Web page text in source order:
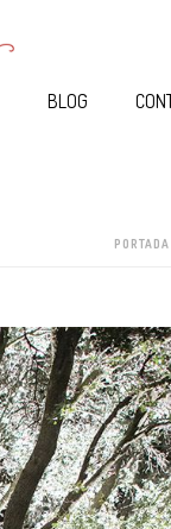
BLOG
PORTADA